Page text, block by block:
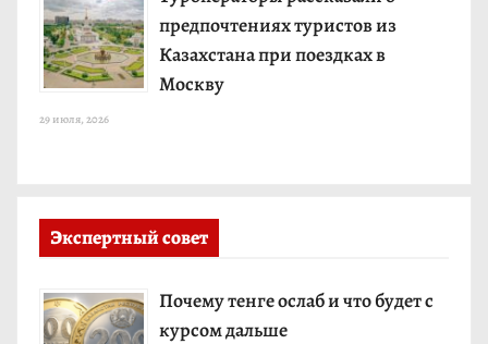
предпочтениях туристов из
Казахстана при поездках в
Москву
29 июля, 2026
Экспертный совет
Почему тенге ослаб и что будет с
курсом дальше